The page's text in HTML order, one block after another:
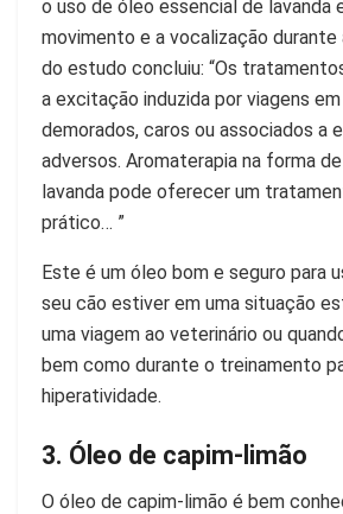
o uso de óleo essencial de lavanda
movimento e a vocalização durante
do estudo concluiu: “Os
a excitação induzida por viagens
demorados, caros ou associados a
adversos. Aromaterapia na forma
lavanda pode oferecer um
prático… ”
Este é um óleo bom e seguro para
seu cão estiver em uma situação
uma viagem ao veterinário ou
bem como durante o treinamento
hiperatividade.
3. Óleo de capim-limão
O óleo de capim-limão é bem